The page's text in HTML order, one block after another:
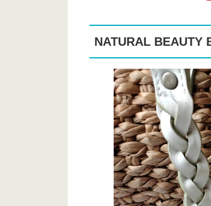
NATURAL